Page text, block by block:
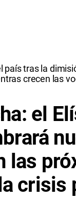
país tras la
crecen las
el
las
crisis